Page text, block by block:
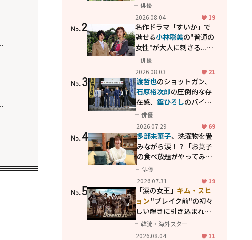
教えてくれた映画「あの
花が咲く丘で、君とまた出
会えたら。」
俳優
2026.08.04
19
No.2
名作ドラマ「すいか」で
魅せる小林聡美の"普通の
女性"が大人に刺さる...映
画「かもめ食堂」にも通
じる静かな芝居
俳優
2026.08.03
21
No.3 渡哲也のショットガン、
石原裕次郎の圧倒的な存
在感、舘ひろしのバイク
アクション！"大門軍
団"のカッコよさが詰まっ
た「西部警察 PART-II」
俳優
2026.07.29
69
No.4 多部未華子、洗濯物を畳
みながら涙！？「お菓子
の食べ放題がやってみた
い」ハンディファン4台の
暑さ対策も明かす
俳優
2026.07.31
19
No.5 「涙の女王」 キム・スヒ
ョン "ブレイク前"の初々
しい輝きに引き込まれ
る...2PM テギョン
共演の青春名作「ドリー
韓流・海外スター
2026.08.04
11